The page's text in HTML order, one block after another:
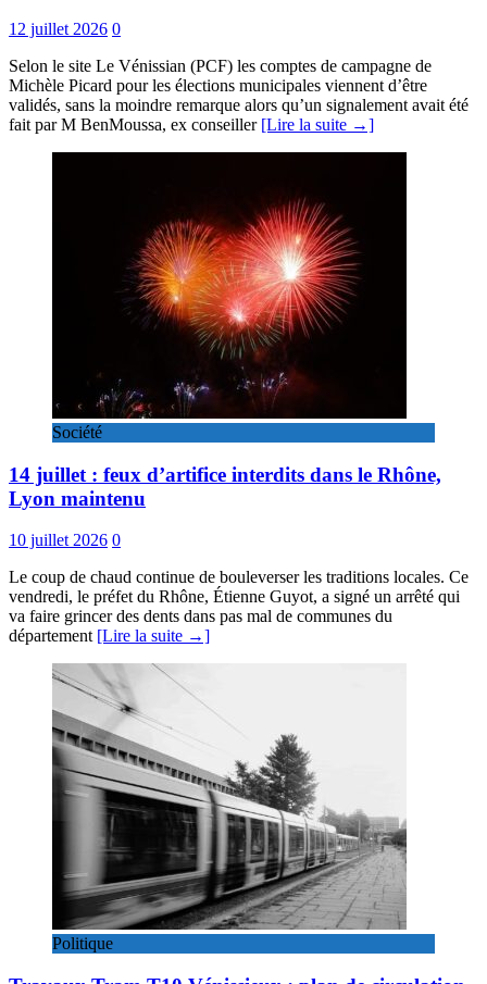
12 juillet 2026 0
Selon le site Le Vénissian (PCF) les comptes de campagne de
Michèle Picard pour les élections municipales viennent d’être
validés, sans la moindre remarque alors qu’un signalement avait été
fait par M BenMoussa, ex conseiller [Lire la suite →]
Société
14 juillet : feux d’artifice interdits dans le Rhône,
Lyon maintenu
10 juillet 2026 0
Le coup de chaud continue de bouleverser les traditions locales. Ce
vendredi, le préfet du Rhône, Étienne Guyot, a signé un arrêté qui
va faire grincer des dents dans pas mal de communes du
département [Lire la suite →]
Politique